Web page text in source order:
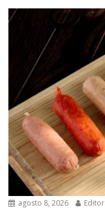
agosto 8, 2026 Editor